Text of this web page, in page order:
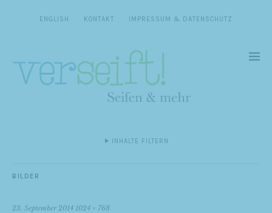
ENGLISH KONTAKT IMPRESSUM & DATENSCHUTZ
INHALTE FILTERN
BILDER
23. September 2014 1024 × 768